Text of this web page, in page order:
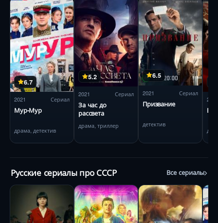
6.7
2021 Сериал
Мур-Мур
драма, детектив
5.2
2021 Сериал
За час до
рассвета
драма, триллер
6.5
2021 Сериал
Призвание
детектив
2024
Русские сериалы про СССР Все сериалы